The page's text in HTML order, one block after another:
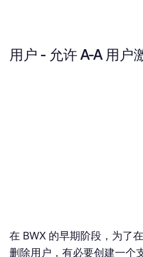
用户 - 允许 A-A 用户
在 BWX 的早期阶段，为了
删除用户，有必要创建一个